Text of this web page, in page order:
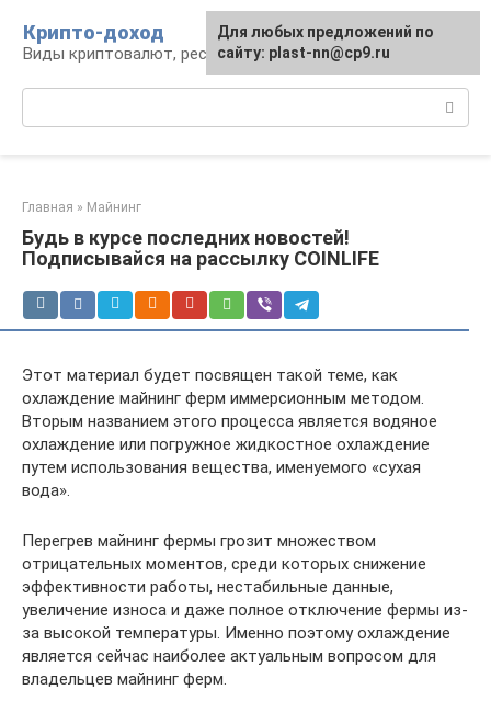
контенту
Крипто-доход
Виды криптовалют, ресурсы и сервисы
Главная » Майнинг
Будь в курсе последних новостей!
Подписывайся на рассылку COINLIFE
Этот материал будет посвящен такой теме, как
охлаждение майнинг ферм иммерсионным методом.
Вторым названием этого процесса является водяное
охлаждение или погружное жидкостное охлаждение
путем использования вещества, именуемого «сухая
вода».
Перегрев майнинг фермы грозит множеством
отрицательных моментов, среди которых снижение
эффективности работы, нестабильные данные,
увеличение износа и даже полное отключение фермы из-
за высокой температуры. Именно поэтому охлаждение
является сейчас наиболее актуальным вопросом для
владельцев майнинг ферм.
Для любых предложений по
сайту: plast-nn@cp9.ru